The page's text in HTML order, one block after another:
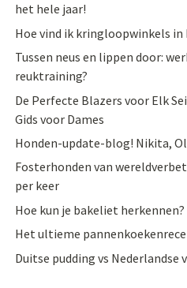
het hele jaar!
Hoe vind ik kringloopwinkels in
Tussen neus en lippen door:
reuktraining?
De Perfecte Blazers voor Elk
Gids voor Dames
Honden-update-blog! Nikita,
Fosterhonden van
per keer
Hoe kun je bakeliet
Het ultieme
Duitse pudding vs Nederlandse